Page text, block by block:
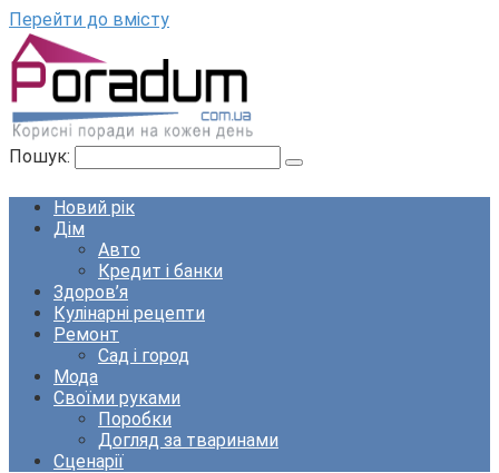
Перейти до вмісту
Пошук:
Новий рік
Дім
Авто
Кредит і банки
Здоров’я
Кулінарні рецепти
Ремонт
Сад і город
Мода
Своїми руками
Поробки
Догляд за тваринами
Сценарії